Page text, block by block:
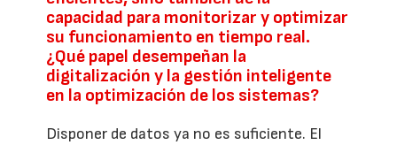
capacidad para monitorizar y optimizar
su funcionamiento en tiempo real.
¿Qué papel desempeñan la
digitalización y la gestión inteligente
en la optimización de los sistemas?
Disponer de datos ya no es suficiente. El